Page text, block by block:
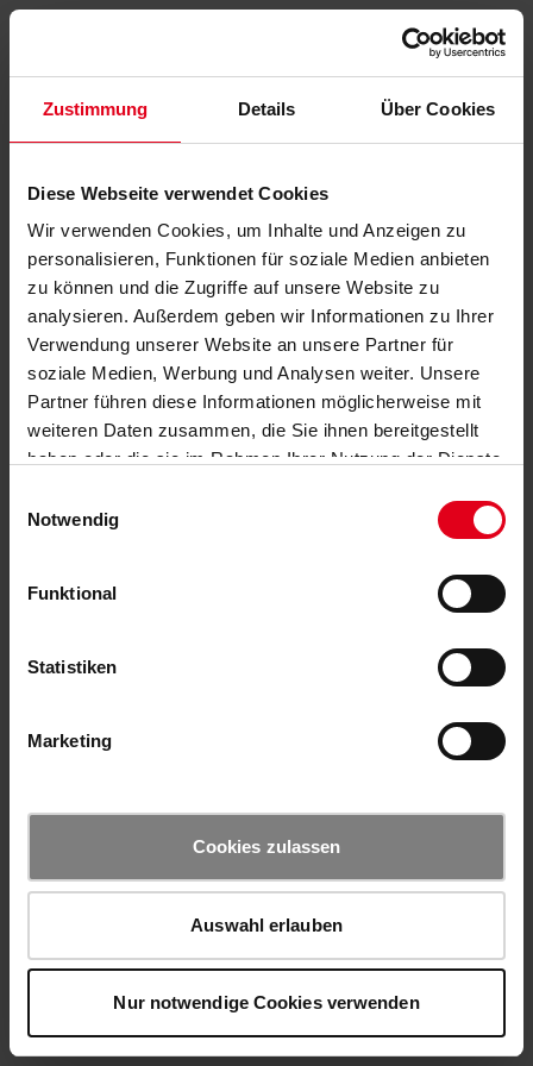
Zustimmung Details Über Cookies
Diese Webseite verwendet Cookies
Wir verwenden Cookies, um Inhalte und Anzeigen zu
personalisieren, Funktionen für soziale Medien anbieten
zu können und die Zugriffe auf unsere Website zu
analysieren. Außerdem geben wir Informationen zu Ihrer
Verwendung unserer Website an unsere Partner für
soziale Medien, Werbung und Analysen weiter. Unsere
Partner führen diese Informationen möglicherweise mit
weiteren Daten zusammen, die Sie ihnen bereitgestellt
haben oder die sie im Rahmen Ihrer Nutzung der Dienste
Notwendig
Funktional
Statistiken
Marketing
Cookies zulassen
Auswahl erlauben
Nur notwendige Cookies verwenden